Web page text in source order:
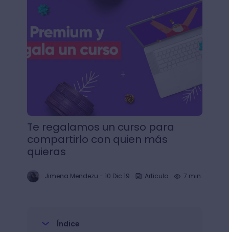
Te regalamos un curso para
compartirlo con quien más
quieras
Jimena Mendezu - 10 Dic 19 Articulo 7 min.
Índice